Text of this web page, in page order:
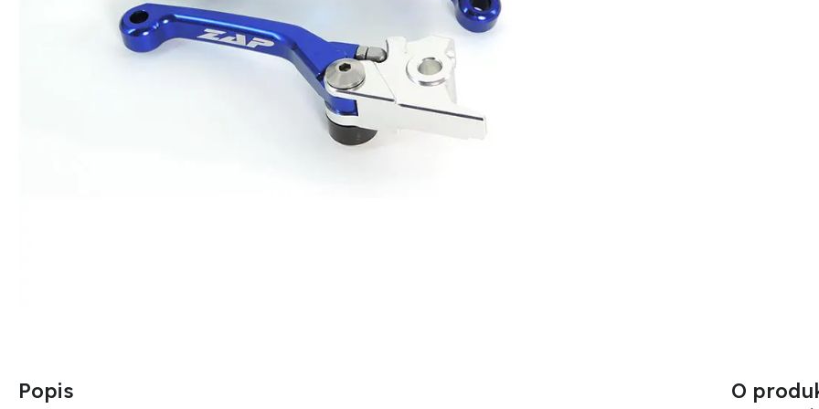
Popis O